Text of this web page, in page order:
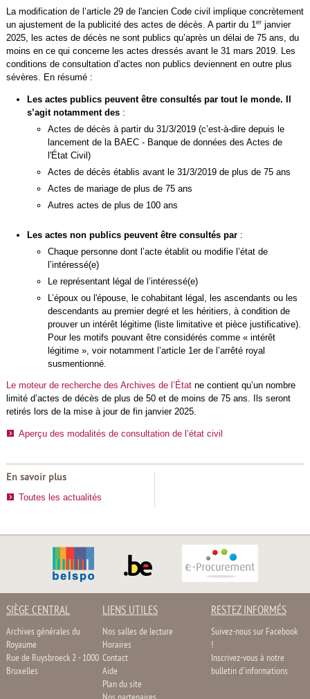
La modification de l’article 29 de l'ancien Code civil implique concrètement
un ajustement de la publicité des actes de décès. A partir du 1 erjanvier
2025, les actes de décès ne sont publics qu’après un délai de 75 ans, du
moins en ce qui concerne les actes dressés avant le 31 mars 2019. Les
conditions de consultation d’actes non publics deviennent en outre plus
sévères. En résumé :
Les actes publics peuvent être consultés par tout le monde. Il
s’agit notamment des :
Actes de décès à partir du 31/3/2019 (c’est-à-dire depuis le
lancement de la BAEC - Banque de données des Actes de
l'État Civil)
Actes de décès établis avant le 31/3/2019 de plus de 75 ans
Actes de mariage de plus de 75 ans
Autres actes de plus de 100 ans
Les actes non publics peuvent être consultés par :
Chaque personne dont l’acte établit ou modifie l’état de
l’intéressé(e)
Le représentant légal de l’intéressé(e)
L’époux ou l'épouse, le cohabitant légal, les ascendants ou les
descendants au premier degré et les héritiers, à condition de
prouver un intérêt légitime (liste limitative et pièce justificative).
Pour les motifs pouvant être considérés comme « intérêt
légitime », voir notamment l’article 1er de l’arrêté royal
susmentionné.
Le moteur de recherche des Archives de l’Étatne contient qu’un nombre
limité d’actes de décès de plus de 50 et de moins de 75 ans. Ils seront
retirés lors de la mise à jour de fin janvier 2025.
Aperçu des modalités de consultation de l’état civil
En savoir plus
Toutes les actualités
SIÈGE CENTRAL
Archives générales du
Royaume
Rue de Ruysbroeck 2 - 1000
Bruxelles
LIENS UTILES
Nos salles de lecture
Horaires
Contact
Aide
Plan du site
RESTEZ INFORMÉS
Suivez-nous sur Facebook
!
Inscrivez-vous à notre
bulletin d'informations